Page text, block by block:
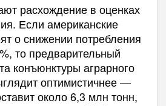
расхождение в оценках
Если американские
о снижении потребления
то предварительный
конъюнктуры аграрного
оптимистичнее —
около 6,3 млн тонн,